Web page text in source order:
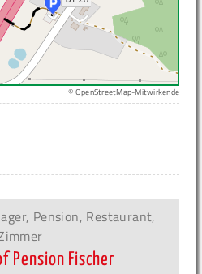
© OpenStreetMap-Mitwirkende
Pension, Restaurant,
Pension Fischer